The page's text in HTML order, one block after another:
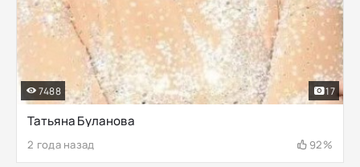
Татьяна Буланова
2 года назад 92%
7488 17